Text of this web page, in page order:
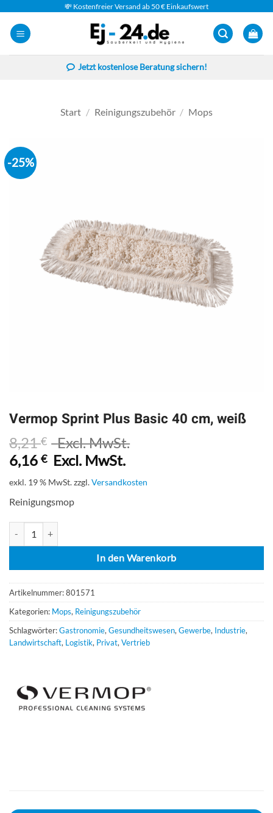
Inhalt
springen
💸 Kostenfreier Versand ab 50 € Einkaufswert
Jetzt kostenlose Beratung sichern!
Start / Reinigungszubehör / Mops
-25%
Vermop Sprint Plus Basic 40 cm, weiß
8,21€
Excl. MwSt.
6,16 € Excl. MwSt.
exkl. 19 % MwSt.zzgl.Versandkosten
Reinigungsmop
In den Warenkorb
Artikelnummer:801571
Kategorien: Mops, Reinigungszubehör
Schlagwörter:Gastronomie, Gesundheitswesen, Gewerbe, Industrie,
Landwirtschaft, Logistik, Privat, Vertrieb